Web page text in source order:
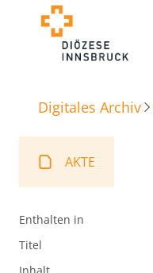
Digitales Archiv
AKTE
Enthalten in
Titel